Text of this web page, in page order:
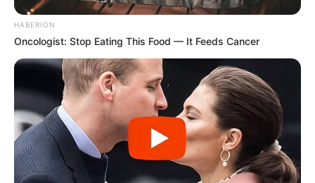
HABERION
Oncologist: Stop Eating This Food — It Feeds Cancer